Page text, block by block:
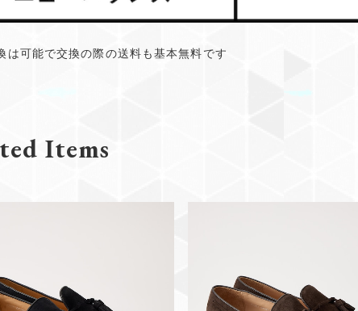
は可能で交換の際の送料も基本無料です
Items